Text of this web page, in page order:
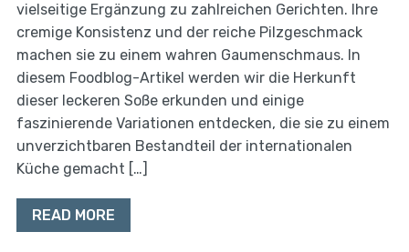
vielseitige Ergänzung zu zahlreichen Gerichten. Ihre
cremige Konsistenz und der reiche Pilzgeschmack
machen sie zu einem wahren Gaumenschmaus. In
diesem Foodblog-Artikel werden wir die Herkunft
dieser leckeren Soße erkunden und einige
faszinierende Variationen entdecken, die sie zu einem
unverzichtbaren Bestandteil der internationalen
Küche gemacht […]
READ MORE